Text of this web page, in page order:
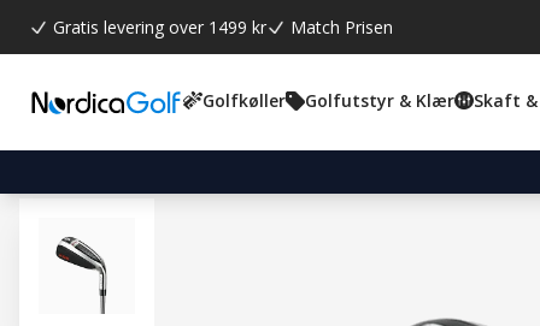
Gratis levering over 1499 kr Match Prisen
Golfkøller Golfutstyr & Klær Skaft &